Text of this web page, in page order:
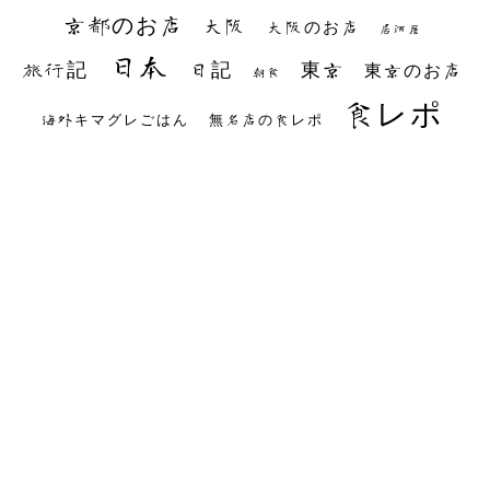
京都のお店 大阪 大阪のお店 居酒屋
旅行記 日本 日記 朝食 東京 東京のお店
海外キマグレごはん 無名店の食レポ 食レポ